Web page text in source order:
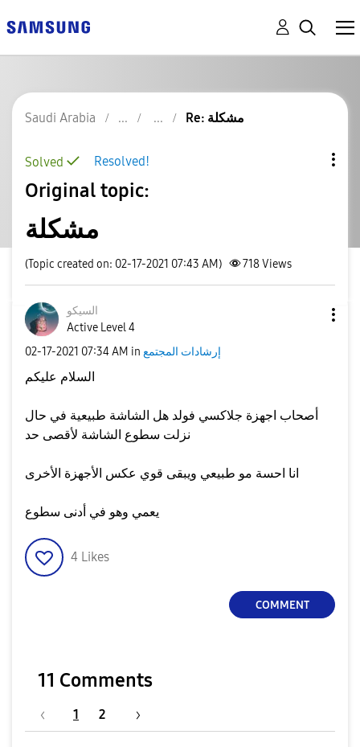
Saudi Arabia Re: مشكلة
Resolved!
Solved
Original topic:
مشكلة
(Topic created on: 02-17-2021 07:43 AM) 718Views
السيكو
Active Level 4
‎02-17-2021 07:34 AM in إرشادات المجتمع
أصحاب اجهزة جلاكسي فولد هل الشاشة طبيعية في حال
4 Likes
COMMENT
11 Comments
1 2